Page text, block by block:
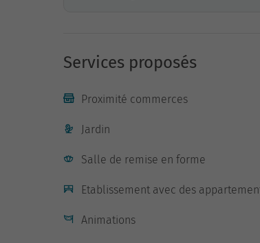
Services proposés
Proximité commerces
Jardin
Salle de remise en forme
Etablissement avec des
Animations